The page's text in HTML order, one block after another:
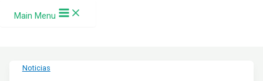
Ir al contenido
Main Menu
Noticias